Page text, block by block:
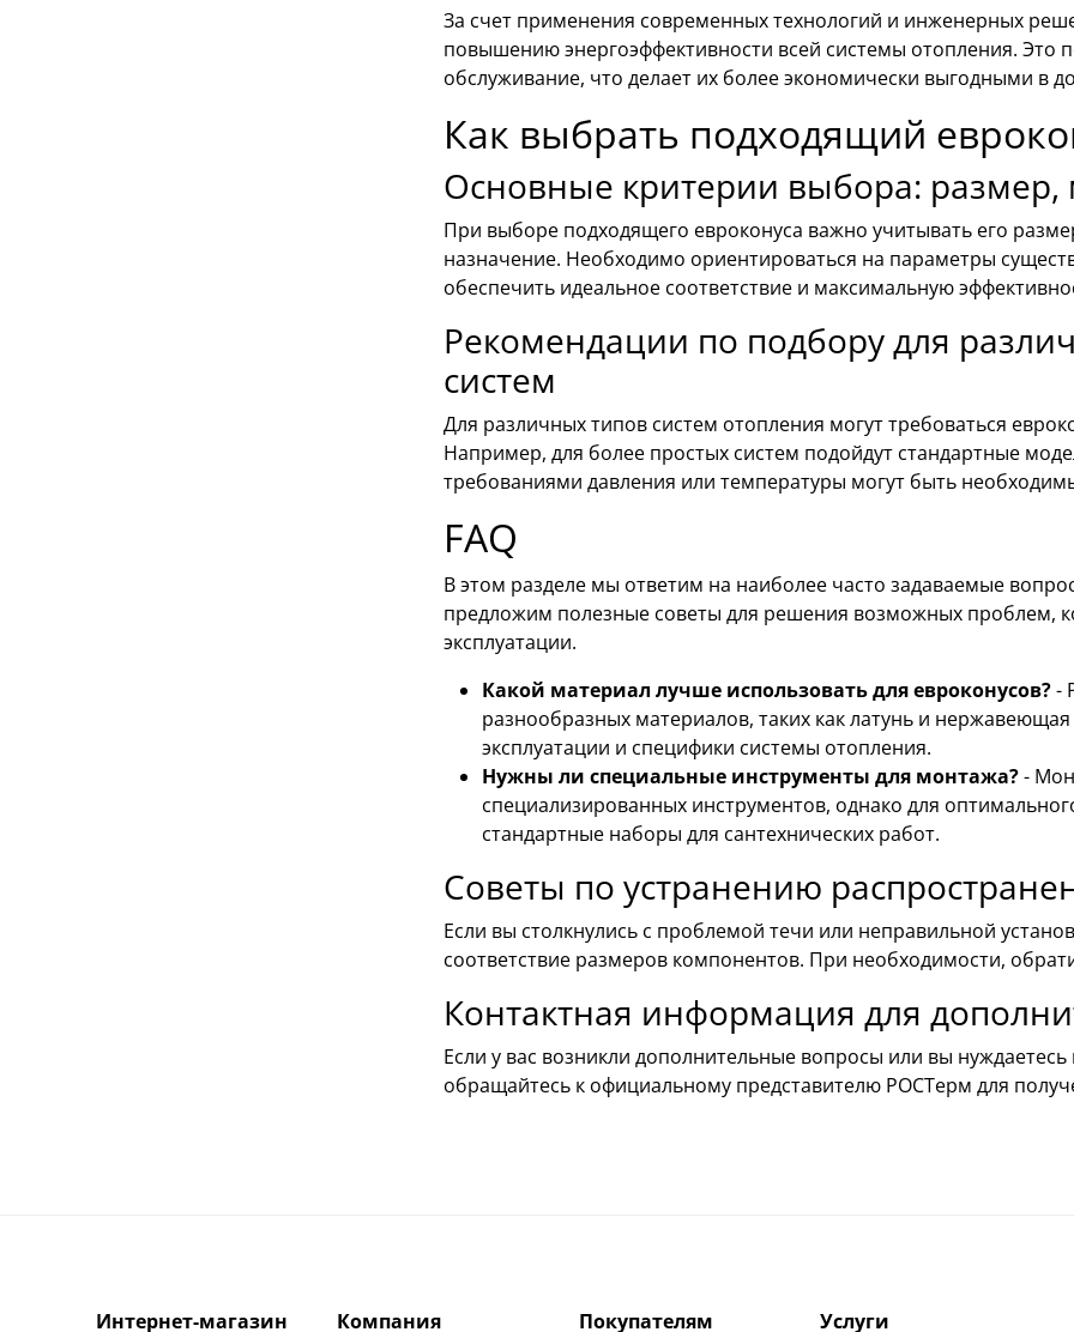
За счет применения современных технологий и инженерных
повышению энергоэффективности всей системы отопления. Это
обслуживание, что делает их более экономически выгодными в
Как выбрать подходящий
Основные критерии выбора: размер,
При выборе подходящего евроконуса важно учитывать его
назначение. Необходимо ориентироваться на параметры
обеспечить идеальное соответствие и максимальную
Рекомендации по подбору для
систем
Для различных типов систем отопления могут требоваться
Например, для более простых систем подойдут стандартные
требованиями давления или температуры могут быть
FAQ
В этом разделе мы ответим на наиболее часто задаваемые
предложим полезные советы для решения возможных проблем,
эксплуатации.
Какой материал лучше использовать для евроконусов?-
разнообразных материалов, таких как латунь и
эксплуатации и специфики системы отопления.
Нужны ли специальные инструменты для монтажа?-
специализированных инструментов, однако для
стандартные наборы для сантехнических работ.
Советы по устранению
Если вы столкнулись с проблемой течи или неправильной
соответствие размеров компонентов. При необходимости,
Контактная информация для
Если у вас возникли дополнительные вопросы или вы
обращайтесь к официальному представителю РОСТерм для
Интернет-магазин Компания Покупателям Услуги